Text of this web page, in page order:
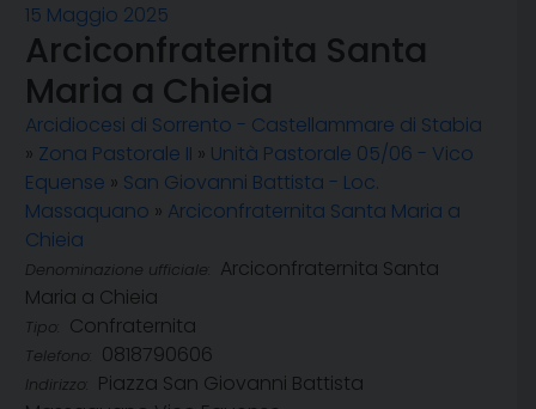
15 Maggio 2025
Arciconfraternita Santa
Maria a Chieia
Arcidiocesi di Sorrento - Castellammare di Stabia
» Zona Pastorale II » Unità Pastorale 05/06 - Vico
Equense » San Giovanni Battista - Loc.
Massaquano » Arciconfraternita Santa Maria a
Chieia
Denominazione ufficiale:
Arciconfraternita Santa
Maria a Chieia
Tipo: Confraternita
Telefono: 0818790606
Indirizzo:
Piazza San Giovanni Battista